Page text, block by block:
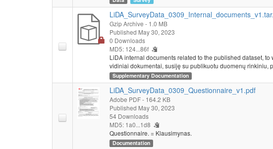
Gzip Archive - 1.0 MB
Published May 30, 2023
0 Downloads
MD5: 124...86f
LiDA internal documents related to the published dataset,
vidiniai dokumentai, susiję su publikuotu duomenų rinkiniu,
Supplementary Documentation
LiDA_SurveyData_0309_Questionnaire_v1.pdf
Adobe PDF- 164.2 KB
Published May 30, 2023
54 Downloads
MD5: 1a0...1d8
Questionnaire. = Klausimynas.
Documentation